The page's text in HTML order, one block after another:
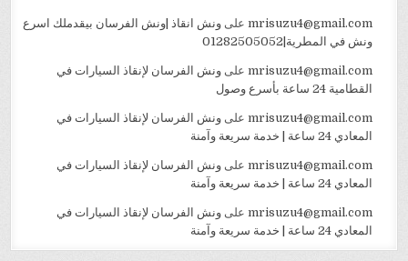
mrisuzu4@gmail.comعلى ونش انقاذ |ونش الفرسان بيقدملك اسرع
ونش في المطرية|01282505052
mrisuzu4@gmail.comعلى ونش الفرسان لإنقاذ السيارات في
القطامية 24 ساعة بأسرع وصول
mrisuzu4@gmail.comعلى ونش الفرسان لإنقاذ السيارات في
المعادي 24 ساعة | خدمة سريعة وآمنة
mrisuzu4@gmail.comعلى ونش الفرسان لإنقاذ السيارات في
المعادي 24 ساعة | خدمة سريعة وآمنة
mrisuzu4@gmail.comعلى ونش الفرسان لإنقاذ السيارات في
المعادي 24 ساعة | خدمة سريعة وآمنة